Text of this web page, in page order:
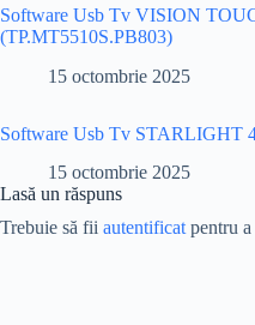
Software Usb Tv VISION
(TP.MT5510S.PB803)
15 octombrie 2025
Software Usb Tv STARLIGHT
15 octombrie 2025
Lasă un răspuns
Trebuie să fii autentificat pentru